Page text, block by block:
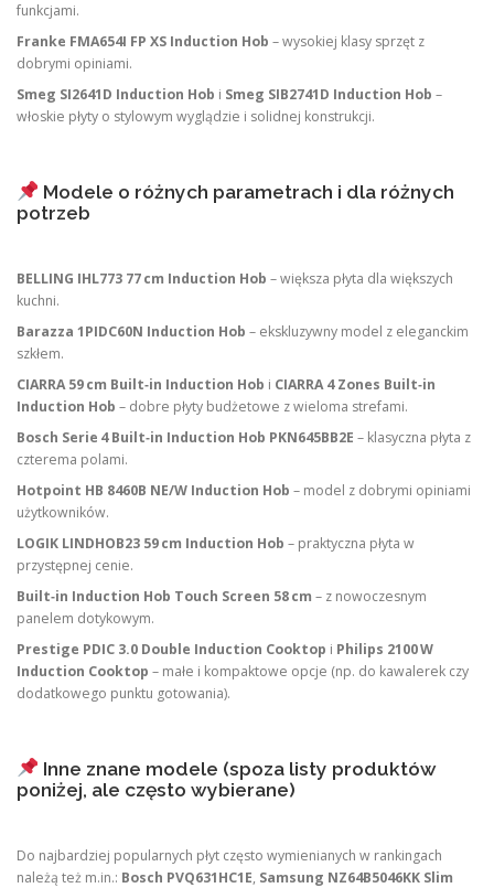
funkcjami.
Franke FMA654I FP XS Induction Hob – wysokiej klasy sprzęt z
dobrymi opiniami.
Smeg SI2641D Induction Hob i Smeg SIB2741D Induction Hob –
włoskie płyty o stylowym wyglądzie i solidnej konstrukcji.
Modele o różnych parametrach i dla różnych
potrzeb
BELLING IHL773 77 cm Induction Hob – większa płyta dla większych
kuchni.
Barazza 1PIDC60N Induction Hob – ekskluzywny model z eleganckim
szkłem.
CIARRA 59 cm Built‑in Induction Hob i CIARRA 4 Zones Built‑in
Induction Hob – dobre płyty budżetowe z wieloma strefami.
Bosch Serie 4 Built‑in Induction Hob PKN645BB2E – klasyczna płyta z
czterema polami.
Hotpoint HB 8460B NE/W Induction Hob – model z dobrymi opiniami
użytkowników.
LOGIK LINDHOB23 59 cm Induction Hob – praktyczna płyta w
przystępnej cenie.
Built‑in Induction Hob Touch Screen 58 cm – z nowoczesnym
panelem dotykowym.
Prestige PDIC 3.0 Double Induction Cooktop i Philips 2100 W
Induction Cooktop – małe i kompaktowe opcje (np. do kawalerek czy
dodatkowego punktu gotowania).
Inne znane modele (spoza listy produktów
poniżej, ale często wybierane)
Do najbardziej popularnych płyt często wymienianych w rankingach
należą też m.in.: Bosch PVQ631HC1E, Samsung NZ64B5046KK Slim